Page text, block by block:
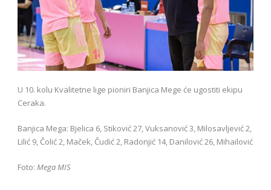
U 10. kolu Kvalitetne lige pioniri Banjica Mege će ugostiti ekipu
Ceraka.
Banjica Mega: Bjelica 6, Stiković 27, Vuksanović 3, Milosavljević 2,
Lilić 9, Čolić 2, Maček, Čudić 2, Radonjić 14, Danilović 26, Mihailović
Foto: Mega MIS